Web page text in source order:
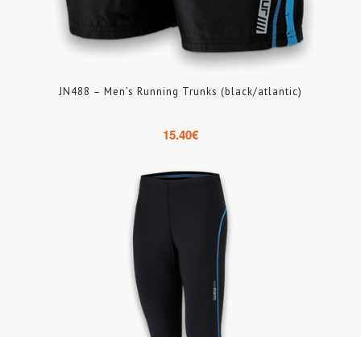
JN488 – Men’s Running Trunks (black/atlantic)
15.40€